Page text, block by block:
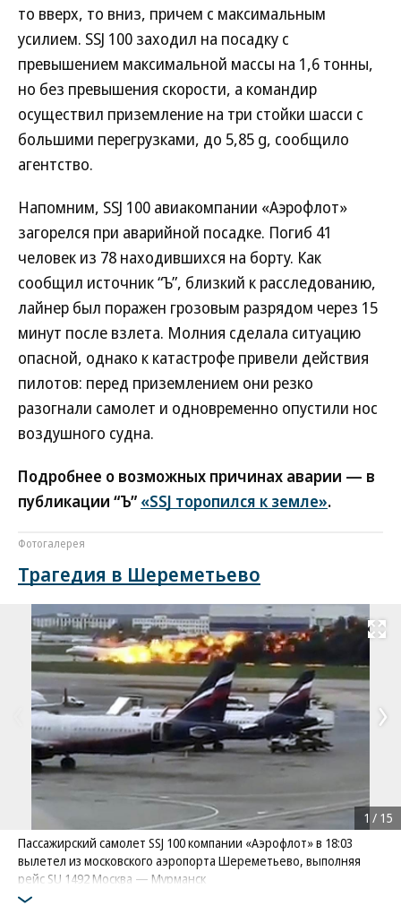
то вверх, то вниз, причем с максимальным
усилием. SSJ 100 заходил на посадку с
превышением максимальной массы на 1,6 тонны,
но без превышения скорости, а командир
осуществил приземление на три стойки шасси с
большими перегрузками, до 5,85 g, сообщило
агентство.
Напомним, SSJ 100 авиакомпании «Аэрофлот»
загорелся при аварийной посадке. Погиб 41
человек из 78 находившихся на борту. Как
сообщил источник “Ъ”, близкий к расследованию,
лайнер был поражен грозовым разрядом через 15
минут после взлета. Молния сделала ситуацию
опасной, однако к катастрофе привели действия
пилотов: перед приземлением они резко
разогнали самолет и одновременно опустили нос
воздушного судна.
Подробнее о возможных причинах аварии — в
публикации “Ъ” «SSJ торопился к земле».
Фотогалерея
Трагедия в Шереметьево
Развернуть
Пассажирский самолет SSJ 100 компании «Аэрофлот» в 18:03
вылетел из московского аэропорта Шереметьево, выполняя
рейс SU 1492 Москва — Мурманск
Фото: AP
1 / 15